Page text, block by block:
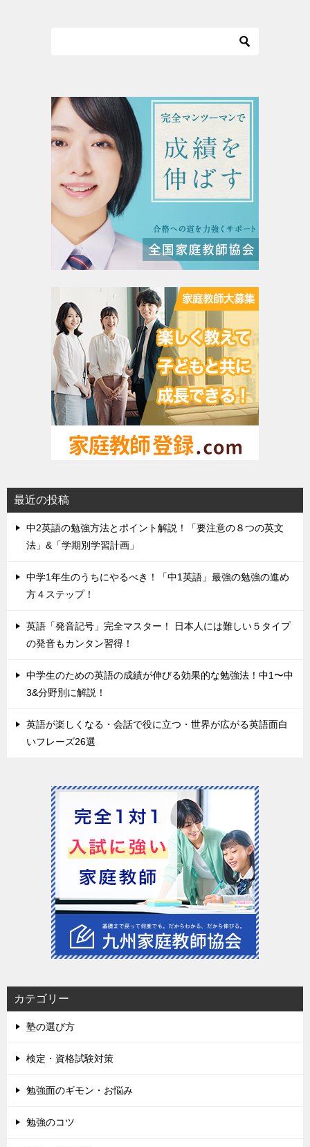
最近の投稿
中2英語の勉強方法とポイント解説！「要注意の８つの英文
法」&「学期別学習計画」
中学1年生のうちにやるべき！「中1英語」最強の勉強の進め
方４ステップ！
英語「発音記号」完全マスター！ 日本人には難しい５タイプ
の発音もカンタン習得！
中学生のための英語の成績が伸びる効果的な勉強法！中1〜中
3&分野別に解説！
英語が楽しくなる・会話で役に立つ・世界が広がる英語面白
いフレーズ26選
カテゴリー
塾の選び方
検定・資格試験対策
勉強面のギモン・お悩み
勉強のコツ